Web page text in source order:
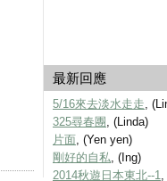
最新回應
5/16來去淡水走走,
325尋春團 , (Linda)
片面, (Yen yen)
剛好的自私, (Ing)
2014秋遊日本東北--1,